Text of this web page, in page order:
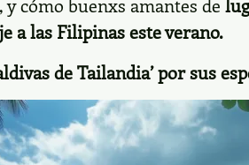
a las Filipinas este verano.
de Tailandia’ por sus